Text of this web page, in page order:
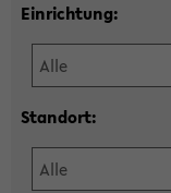
Einrichtung:
Standort: